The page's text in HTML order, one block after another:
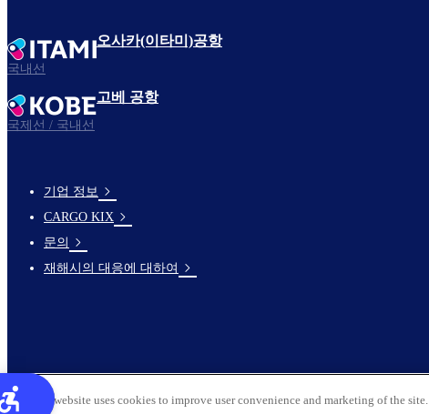
오사카(이타미)공항
국내선
고베 공항
국제선 / 국내선
footer-
links-
en-
기업 정보
CARGO KIX
문의
재해시의 대응에 대하여
© 2026 Kansai Airports All Rights Reserved
This website uses cookies to improve user convenience and marketing of the site.